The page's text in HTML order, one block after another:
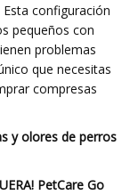
configuración
pequeños con
problemas
que necesitas
compresas
y olores de perros
PetCare Go